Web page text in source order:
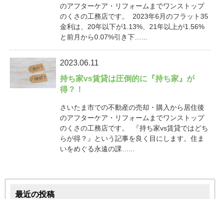
のアフターケア・リフォームまでワンストップ
のくさの工務店です。 2023年6月のフラット35
金利は、20年以下が1.13%、21年以上が1.56%
と前月から0.07%引き下…...
2023.06.11
持ち家vs賃貸は圧倒的に『持ち家』が
得？！
さいたま市での不動産の売却・購入から居住後
のアフターケア・リフォームまでワンストップ
のくさの工務店です。 『持ち家vs賃貸ではどち
らが得？』という記事を良く目にします。住ま
いをめぐる永遠の課…...
最近の投稿